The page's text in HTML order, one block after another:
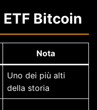
Bitcoin
Nota
Uno dei più alti
della storia